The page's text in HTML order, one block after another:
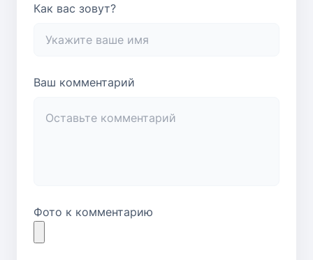
Как вас зовут?
Ваш комментарий
Фото к комментарию